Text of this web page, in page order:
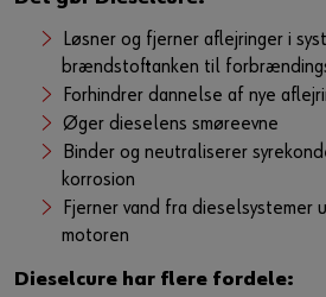
Løsner og fjerner aflejringer i
brændstoftanken til
Forhindrer dannelse af nye
Øger dieselens smøreevne
Binder og neutraliserer
korrosion
Fjerner vand fra dieselsystemer
motoren
Dieselcure har flere fordele: